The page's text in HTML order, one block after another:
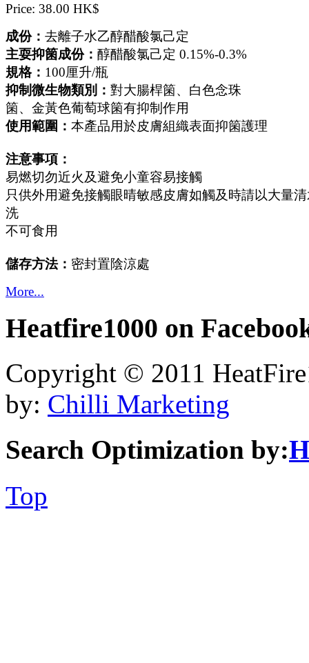
Price: 38.00 HK$
成份： 去離子水乙醇醋酸氯己定
主耍抑箘成份： 醇醋酸氯己定 0.15%-0.3%
規格： 100厘升/瓶
抑制微生物類別： 對大腸桿箘、白色念珠
箘、金黃色葡萄球箘有抑制作用
使用範圍： 本產品用於皮膚組織表面抑箘護理
注意事項：
易燃切勿近火及避免小童容易接觸
只供外用避免接觸眼晴敏感皮膚如觸及時請以大量
洗
不可食用
儲存方法： 密封置陰涼處
More...
Heatfire1000 on
Copyright © 2011
by: Chilli Marketing
Search Optimization by:
Top